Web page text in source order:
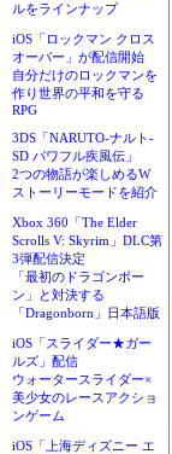
ルをラインナップ
iOS「ロックマン クロス
オーバー」が配信開始
自分だけのロックマンを
作り世界の平和を守る
RPG
3DS「NARUTO-ナルト-
SD パワフル疾風伝」
2つの物語が楽しめるW
ストーリーモードを紹介
Xbox 360「The Elder
Scrolls V: Skyrim」DLC第
3弾配信決定
「最初のドラゴンボー
ン」と対決する
「Dragonborn」日本語版
iOS「スライダー★ガー
ルズ」配信
ウォータースライダー×
美少女のレースアクショ
ンゲーム
iOS「上海ディズニー エ